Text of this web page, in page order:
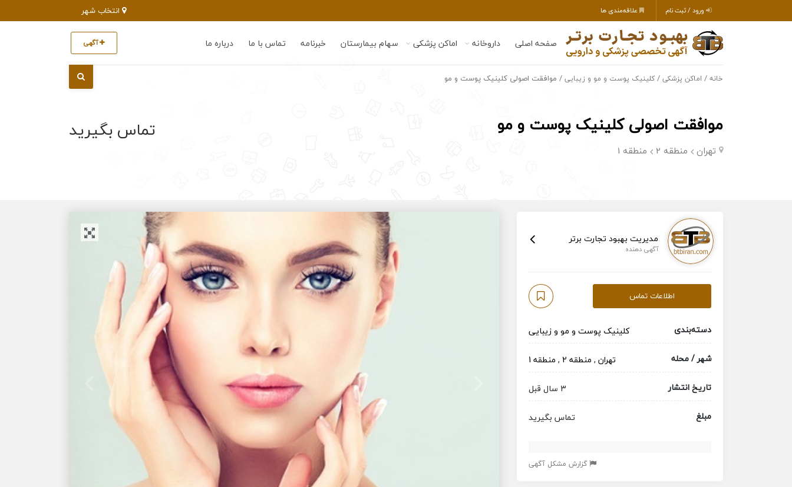
ورود / ثبت نام علاقه‌مندی ها
صفحه اصلی داروخانه اماکن پزشکی سهام بیمارستان خبرنامه تماس با ما درباره ما آگهی
خانه / اماکن پزشکی / کلینیک پوست و مو و زیبایی / موافقت اصولی کلینیک پوست و مو
موافقت اصولی کلینیک پوست و مو
تهران منطقه 2 منطقه 1
تماس بگیرید
مدیریت بهبود تجارت برتر
آگهی دهنده
اطلاعات تماس
دسته‌بندی
کلینیک پوست و مو و زیبایی
شهر / محله
تهران , منطقه 2 , منطقه 1
تاریخ انتشار
3 سال قبل
مبلغ
تماس بگیرید
گزارش مشکل آگهی